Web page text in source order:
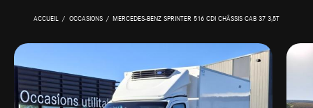
ACCUEIL OCCASIONS MERCEDES-BENZ SPRINTER 516 CDI CHÂSSIS CAB 37 3,5T